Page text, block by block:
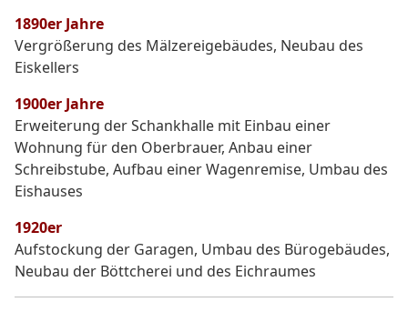
1890er Jahre
Vergrößerung des Mälzereigebäudes, Neubau des
Eiskellers
1900er Jahre
Erweiterung der Schankhalle mit Einbau einer
Wohnung für den Oberbrauer, Anbau einer
Schreibstube, Aufbau einer Wagenremise, Umbau des
Eishauses
1920er
Aufstockung der Garagen, Umbau des Bürogebäudes,
Neubau der Böttcherei und des Eichraumes